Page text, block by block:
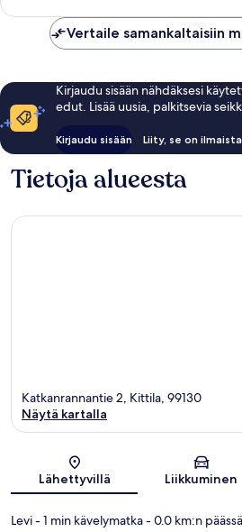
arvostelua
Vertaile samankaltaisiin
Kirjaudu sisään nähdäksesi
edut. Lisää uusia, palkitsevia
Kirjaudu sisään Liity, se on ilmaista
Tietoja alueesta
Kartta
Katkanrannantie 2, Kittila, 99130
Näytä kartalla
Lähettyvillä Liikkuminen
Levi- 1 min kävelymatka- 0.0 km:n päässä